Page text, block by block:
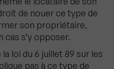
de nouer ce type de
son propriétaire,
cas s’y opposer.
loi du 6 juillet 89 sur les
pas à ce type de